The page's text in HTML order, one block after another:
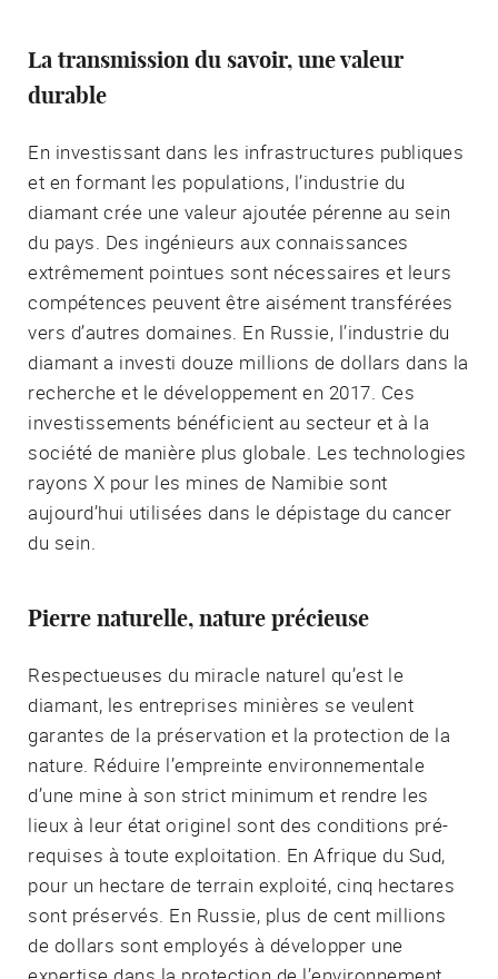
La transmission du savoir, une valeur
durable
En investissant dans les infrastructures publiques
et en formant les populations, l’industrie du
diamant crée une valeur ajoutée pérenne au sein
du pays. Des ingénieurs aux connaissances
extrêmement pointues sont nécessaires et leurs
compétences peuvent être aisément transférées
vers d’autres domaines. En Russie, l’industrie du
diamant a investi douze millions de dollars dans la
recherche et le développement en 2017. Ces
investissements bénéficient au secteur et à la
société de manière plus globale. Les technologies
rayons X pour les mines de Namibie sont
aujourd’hui utilisées dans le dépistage du cancer
du sein.
Pierre naturelle, nature précieuse
Respectueuses du miracle naturel qu’est le
diamant, les entreprises minières se veulent
garantes de la préservation et la protection de la
nature. Réduire l’empreinte environnementale
d’une mine à son strict minimum et rendre les
lieux à leur état originel sont des conditions pré-
requises à toute exploitation. En Afrique du Sud,
pour un hectare de terrain exploité, cinq hectares
sont préservés. En Russie, plus de cent millions
de dollars sont employés à développer une